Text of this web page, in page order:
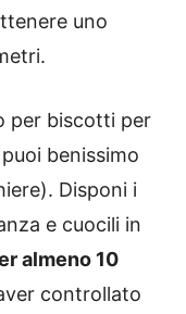
uno
per biscotti per
benissimo
Disponi i
e cuocili in
almeno 10
controllato